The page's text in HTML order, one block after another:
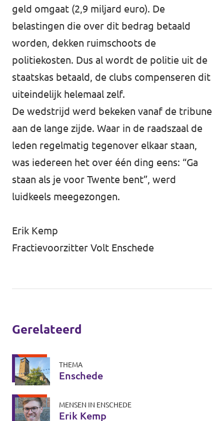
geld omgaat (2,9 miljard euro). De
belastingen die over dit bedrag betaald
worden, dekken ruimschoots de
politiekosten. Dus al wordt de politie uit de
staatskas betaald, de clubs compenseren dit
uiteindelijk helemaal zelf.
De wedstrijd werd bekeken vanaf de tribune
aan de lange zijde. Waar in de raadszaal de
leden regelmatig tegenover elkaar staan,
was iedereen het over één ding eens: “Ga
staan als je voor Twente bent”, werd
luidkeels meegezongen.
Erik Kemp
Fractievoorzitter Volt Enschede
Gerelateerd
THEMA
Enschede
MENSEN IN ENSCHEDE
Erik Kemp